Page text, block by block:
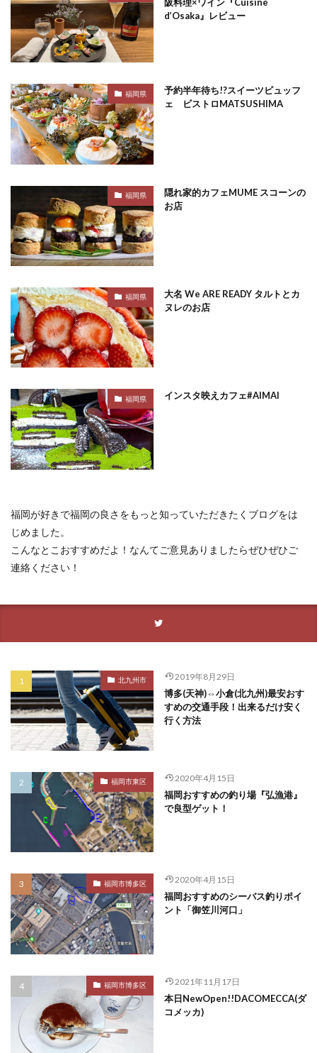
d’Osaka』レビュー
福岡県
予約半年待ち!?スイーツビュッフ
ェ ビストロMATSUSHIMA
福岡県
隠れ家的カフェMUME スコーンの
お店
福岡県
大名 We ARE READY タルトとカ
ヌレのお店
福岡県 インスタ映えカフェ#AIMAI
福岡が好きで福岡の良さをもっと知っていただきたくブログをは
じめました。
こんなとこおすすめだよ！なんてご意見ありましたらぜひぜひご
連絡ください！
北九州市 2019年8月29日
博多(天神)⇔小倉(北九州)最安おす
すめの交通手段！出来るだけ安く
行く方法
福岡市東区 2020年4月15日
福岡おすすめの釣り場『弘漁港』
で良型ゲット！
福岡市博多区 2020年4月15日
福岡おすすめのシーバス釣りポイ
ント「御笠川河口」
福岡市博多区 2021年11月17日
本日NewOpen!!DACOMECCA(ダ
コメッカ)